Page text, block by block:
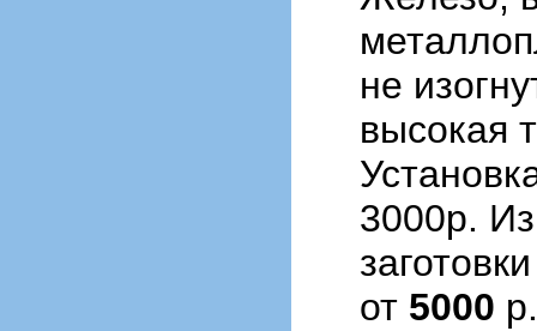
не
высокая
3000р.
от 5000 р.